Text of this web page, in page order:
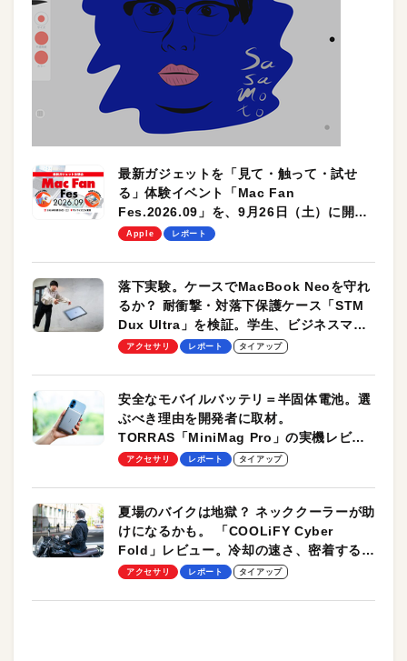
最新ガジェットを「見て・触って・試せ
る」体験イベント「Mac Fan
Fes.2026.09」を、9月26日（土）に開催
します！
Apple レポート
落下実験。ケースでMacBook Neoを守れ
るか？ 耐衝撃・対落下保護ケース「STM
Dux Ultra」を検証。学生、ビジネスマン
のモバイルユースに最適！
アクセサリ レポート タイアップ
安全なモバイルバッテリ＝半固体電池。選
ぶべき理由を開発者に取材。
TORRAS「MiniMag Pro」の実機レビュ
ーも
アクセサリ レポート タイアップ
夏場のバイクは地獄？ ネッククーラーが助
けになるかも。 「COOLiFY Cyber
Fold」レビュー。冷却の速さ、密着する冷
却プレート、シンプルな操作性がグッド！
アクセサリ レポート タイアップ